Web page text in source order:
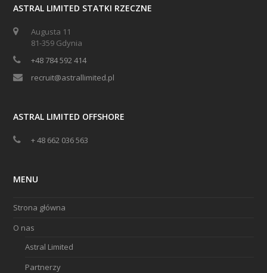
ASTRAL LIMITED STATKI RZECZNE
Augusta 11
81-359 Gdynia
+48 784 592 414
recruit@astrallimited.pl
ASTRAL LIMITED OFFSHORE
+ 48 662 036 563
MENU
Strona główna
O nas
Astral Limited
Partnerzy